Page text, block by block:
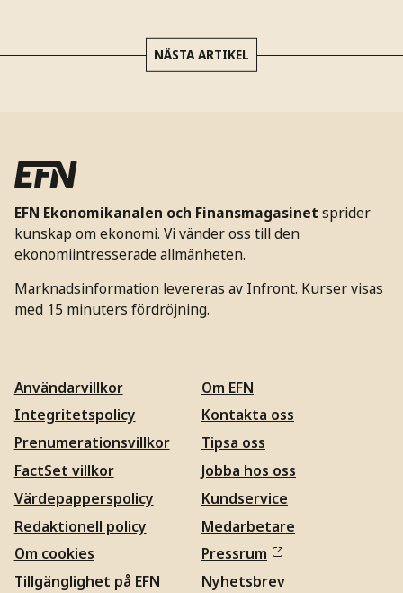
NÄSTA ARTIKEL
EFN Ekonomikanalen och Finansmagasinet sprider
kunskap om ekonomi. Vi vänder oss till den
ekonomiintresserade allmänheten.
Marknadsinformation levereras av Infront. Kurser visas
med 15 minuters fördröjning.
Användarvillkor
Integritetspolicy
Prenumerationsvillkor
FactSet villkor
Värdepapperspolicy
Redaktionell policy
Om cookies
Tillgänglighet på EFN
Om EFN
Kontakta oss
Tipsa oss
Jobba hos oss
Kundservice
Medarbetare
Pressrum
Nyhetsbrev